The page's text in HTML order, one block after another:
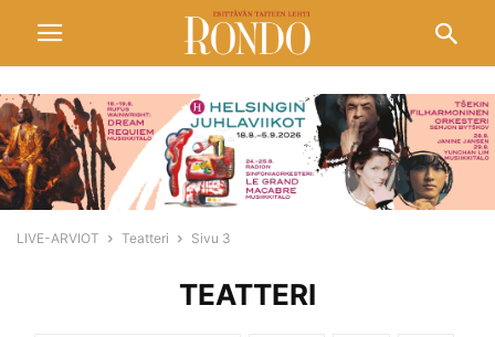
LIVE-ARVIOT Teatteri Sivu 3
TEATTERI